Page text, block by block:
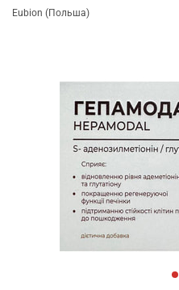
Eubion (Польша)